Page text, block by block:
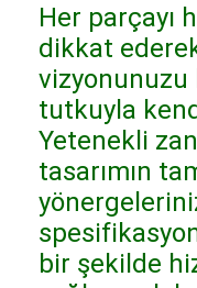
otel mobilyaları
Villa Mobilyaları
Daire Mobilyaları
Ticari kulüp
Yemek odası
Her parçayı
dikkat
vizyonunuzu
tutkuyla
Yetenekli
tasarımın
bir şekilde